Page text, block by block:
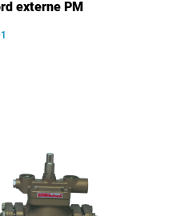
externe PM